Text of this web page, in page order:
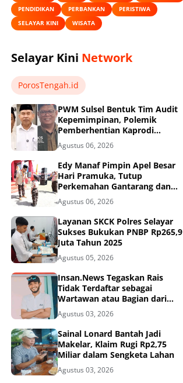
PENDIDIKAN
PERBANKAN
PERISTIWA
SELAYAR KINI
WISATA
Selayar Kini Network
PorosTengah.id
PWM Sulsel Bentuk Tim Audit
Kepemimpinan, Polemik
Pemberhentian Kaprodi
Unmuh Barru Masuk Tahap
Penyelidikan
Agustus 06, 2026
Edy Manaf Pimpin Apel Besar
Hari Pramuka, Tutup
Perkemahan Gantarang dan
Lepas Kontingen Jamnas XII
2026
Agustus 06, 2026
Layanan SKCK Polres Selayar
Sukses Bukukan PNBP Rp265,9
Juta Tahun 2025
Agustus 05, 2026
Insan.News Tegaskan Rais
Tidak Terdaftar sebagai
Wartawan atau Bagian dari
Redaksi
Agustus 03, 2026
Sainal Lonard Bantah Jadi
Makelar, Klaim Rugi Rp2,75
Miliar dalam Sengketa Lahan
Agustus 03, 2026